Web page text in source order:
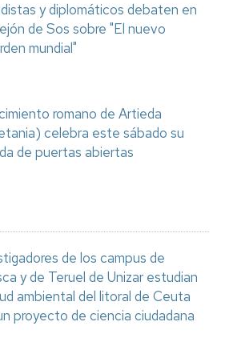
y diplomáticos debaten en
de Sos sobre "El nuevo
mundial"
romano de Artieda
celebra este sábado su
de puertas abiertas
de los campus de
y de Teruel de Unizar estudian
ambiental del litoral de Ceuta
proyecto de ciencia ciudadana